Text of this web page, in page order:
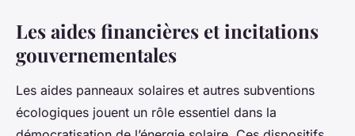
Les aides financières et incitations
gouvernementales
Les aides panneaux solaires et autres subventions
écologiques jouent un rôle essentiel dans la